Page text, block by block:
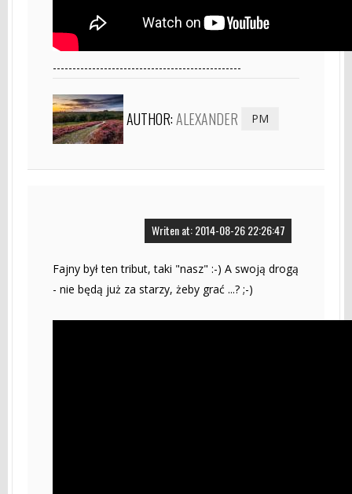
------------------------------------------------
AUTHOR:ALEXANDER PM
Writen at: 2014-08-26 22:26:47
Fajny był ten tribut, taki "nasz" :-) A swoją drogą
- nie będą już za starzy, żeby grać ...? ;-)